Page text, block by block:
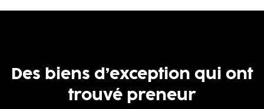
Des biens d’exception qui ont
trouvé preneur